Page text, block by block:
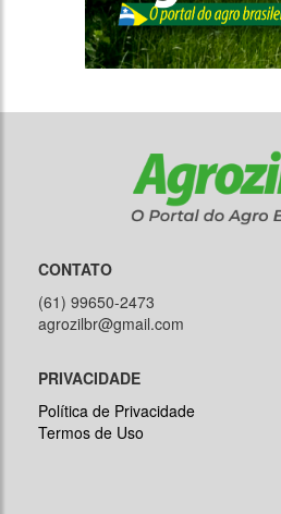
CONTATO
(61) 99650-2473
agrozilbr@gmail.com
PRIVACIDADE
Política de Privacidade
Termos de Uso